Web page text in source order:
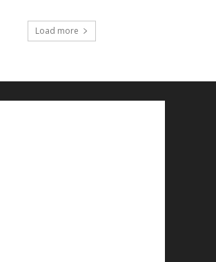
Load more